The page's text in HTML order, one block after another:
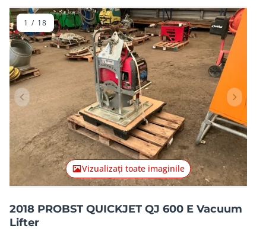
Articolul anterior
Vizualizați toate imaginile
1 / 18
2018 PROBST QUICKJET QJ 600 E Vacuum
Lifter